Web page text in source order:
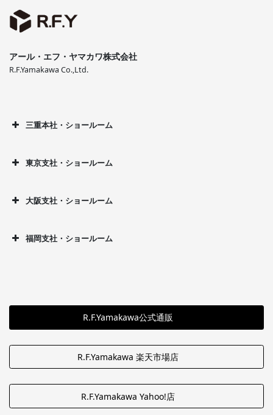
アール・エフ・ヤマカワ株式会社
R.F.Yamakawa Co.,Ltd.
三重本社・ショールーム
東京支社・ショールーム
大阪支社・ショールーム
福岡支社・ショールーム
R.F.Yamakawa公式通販
R.F.Yamakawa 楽天市場店
R.F.Yamakawa Yahoo!店